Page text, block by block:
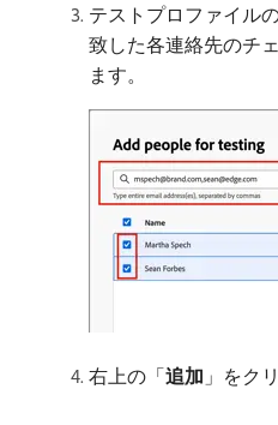
テストプロファイル
致した各連絡先のチ
ます。
右上の「追加 」をク